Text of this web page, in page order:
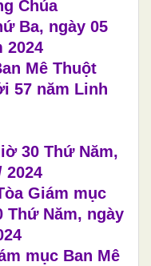
Chúa
Ba, ngày 05
2024
Mê Thuột
57 năm Linh
30 Thứ Năm,
2024
Giám mục
Thứ Năm, ngày
mục Ban Mê